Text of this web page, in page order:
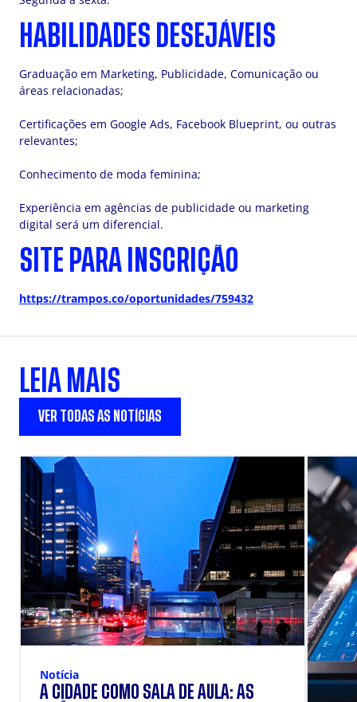
HABILIDADES DESEJÁVEIS
Graduação em Marketing, Publicidade, Comunicação ou
áreas relacionadas;
Certificações em Google Ads, Facebook Blueprint, ou outras
relevantes;
Conhecimento de moda feminina;
Experiência em agências de publicidade ou marketing
digital será um diferencial.
SITE PARA INSCRIÇÃO
https://trampos.co/oportunidades/759432
LEIA MAIS
VER TODAS AS NOTÍCIAS
Notícia
A CIDADE COMO SALA DE AULA: AS